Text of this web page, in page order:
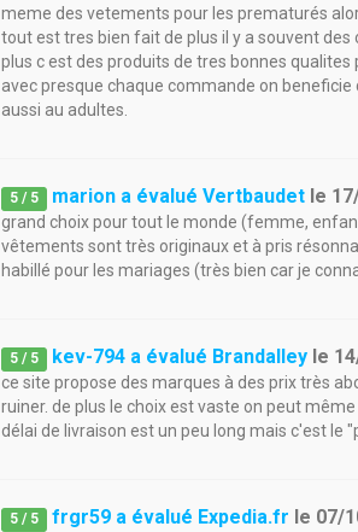
meme des vetements pour les prematurés
tout est tres bien fait de plus il y a souvent
plus c est des produits de tres bonnes
avec presque chaque commande on
aussi au adultes.
5 / 5 marion a évalué Vertbaudet le
grand choix pour tout le monde (femme,
vêtements sont très originaux et à pris
habillé pour les mariages (très bien car je
5 / 5 kev-794 a évalué Brandalley le
ce site propose des marques à des prix très
ruiner. de plus le choix est vaste on peut
délai de livraison est un peu long mais c'est le
5 / 5 frgr59 a évalué Expedia.fr le 07/